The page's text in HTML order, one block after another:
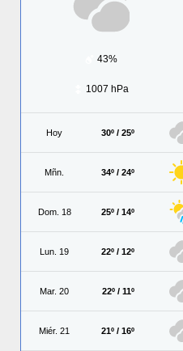
43%
1007 hPa
Hoy 30º / 25º
Mñn. 34º / 24º
Dom. 18 25º / 14º
Lun. 19 22º / 12º
Mar. 20 22º / 11º
Miér. 21 21º / 16º